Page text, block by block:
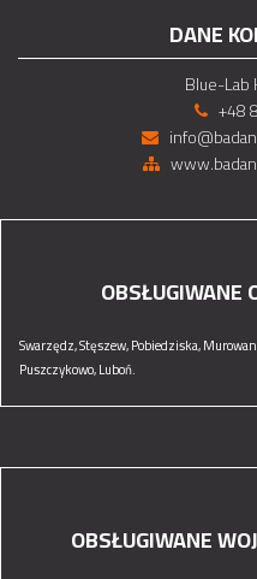
DANE
Blue-Lab
+48
OBSŁUGIWANE
Swarzędz,Stęszew,Pobiedziska,
Puszczykowo,Luboń.
OBSŁUGIWANE